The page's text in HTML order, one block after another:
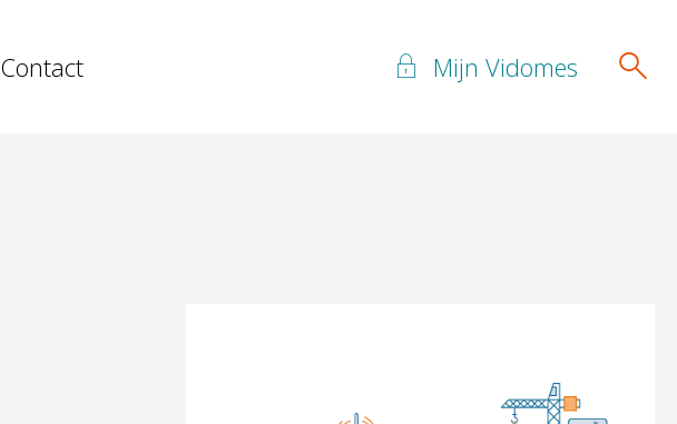
Contact Mijn Vidomes